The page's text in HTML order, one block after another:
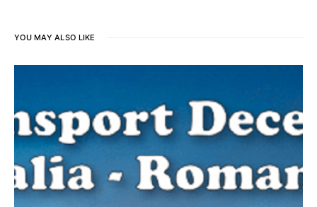
YOU MAY ALSO LIKE